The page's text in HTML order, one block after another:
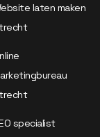
laten maken
specialist